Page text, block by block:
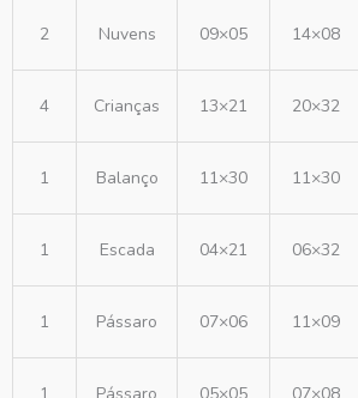
2 Nuvens 09×05 14×08
4 Crianças 13×21 20×32
1 Balanço 11×30 11×30
1 Escada 04×21 06×32
1 Pássaro 07×06 11×09
1 Pássaro 05×05 07×08